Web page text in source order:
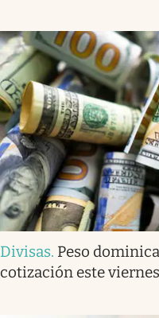
Divisas. Peso
cotización este